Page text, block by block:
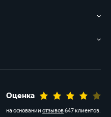
Оценка
на основании отзывов647 клиентов.